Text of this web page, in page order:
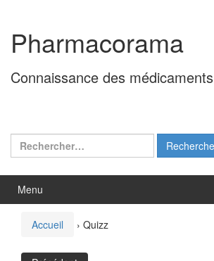
contenu
menu
principal
Pharmacorama
Connaissance des médicaments
Rechercher :
Menu
Accueil › Quizz